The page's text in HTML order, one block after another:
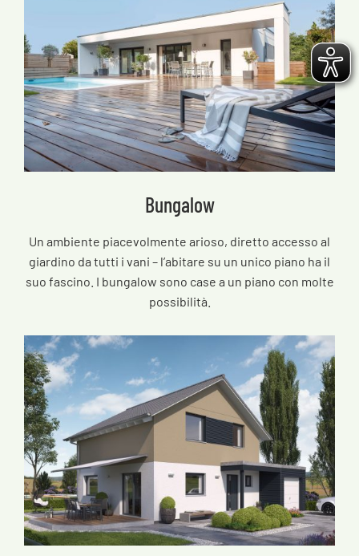
Bungalow
Un ambiente piacevolmente arioso, diretto accesso al
giardino da tutti i vani – l’abitare su un unico piano ha il
suo fascino. I bungalow sono case a un piano con molte
possibilità.